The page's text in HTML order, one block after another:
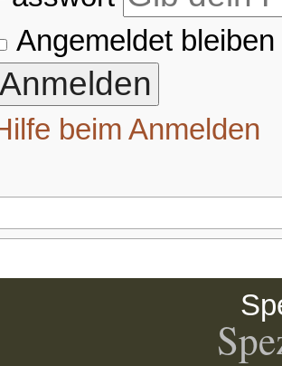
Angemeldet bleiben
beim Anmelden